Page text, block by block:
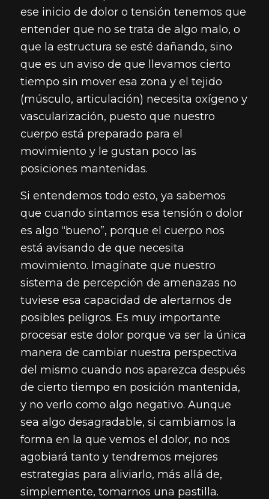
ese inicio de dolor o tensión tenemos que
entender que no se trata de algo malo, o
que la estructura se esté dañando, sino
que es un aviso de que llevamos cierto
tiempo sin mover esa zona y el tejido
(músculo, articulación) necesita oxígeno y
vascularización, puesto que nuestro
cuerpo está preparado para el
movimiento y le gustan poco las
posiciones mantenidas.
Si entendemos todo esto, ya sabemos
que cuando sintamos esa tensión o dolor
es algo “bueno”, porque el cuerpo nos
está avisando de que necesita
movimiento. Imagínate que nuestro
sistema de percepción de amenazas no
tuviese esa capacidad de alertarnos de
posibles peligros. Es muy importante
procesar este dolor porque va ser la única
manera de cambiar nuestra perspectiva
del mismo cuando nos aparezca después
de cierto tiempo en posición mantenida,
y no verlo como algo negativo. Aunque
sea algo desagradable, si cambiamos la
forma en la que vemos el dolor, no nos
agobiará tanto y tendremos mejores
estrategias para aliviarlo, más allá de,
simplemente, tomarnos una pastilla.